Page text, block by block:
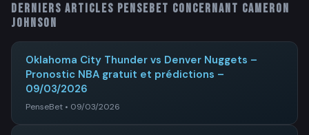
Derniers articles PenseBet concernant Cameron
Johnson
Oklahoma City Thunder vs Denver Nuggets –
Pronostic NBA gratuit et prédictions –
09/03/2026
PenseBet • 09/03/2026